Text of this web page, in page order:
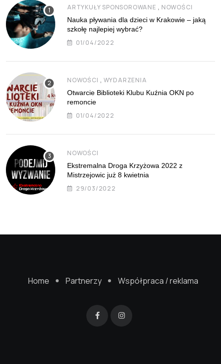
ARTYKUŁY SPONSOROWANE , NOWOŚCI
Nauka pływania dla dzieci w Krakowie – jaką
szkołę najlepiej wybrać?
01/04/2022
NOWOŚCI , WYDARZENIA
Otwarcie Biblioteki Klubu Kuźnia OKN po
remoncie
01/04/2022
NOWOŚCI
Ekstremalna Droga Krzyżowa 2022 z
Mistrzejowic już 8 kwietnia
29/03/2022
Home Partnerzy Współpraca / reklama